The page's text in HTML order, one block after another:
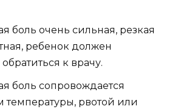
боль очень сильная, резкая
ребенок должен
к врачу.
боль сопровождается
рвотой или